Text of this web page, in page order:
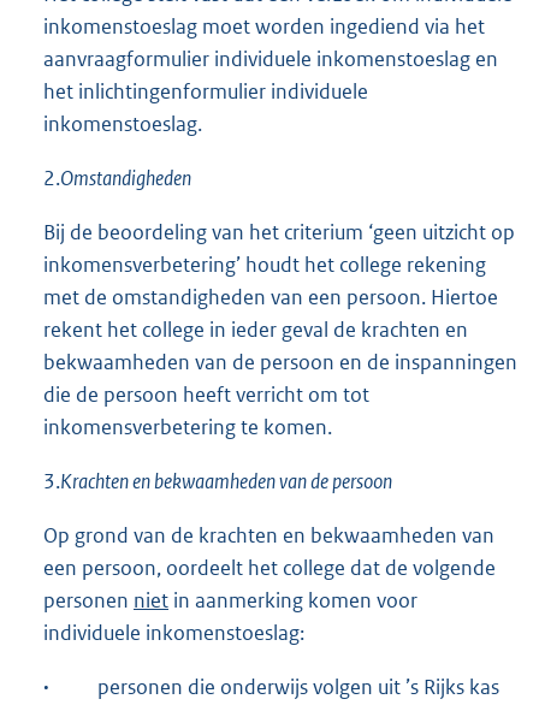
inkomenstoeslag moet worden ingediend via het
aanvraagformulier individuele inkomenstoeslag en
het inlichtingenformulier individuele
inkomenstoeslag.
2.Omstandigheden
Bij de beoordeling van het criterium ‘geen uitzicht op
inkomensverbetering’ houdt het college rekening
met de omstandigheden van een persoon. Hiertoe
rekent het college in ieder geval de krachten en
bekwaamheden van de persoon en de inspanningen
die de persoon heeft verricht om tot
inkomensverbetering te komen.
3.Krachten en bekwaamheden van de persoon
Op grond van de krachten en bekwaamheden van
een persoon, oordeelt het college dat de volgende
personen niet in aanmerking komen voor
individuele inkomenstoeslag:
·
personen die onderwijs volgen uit ’s Rijks kas